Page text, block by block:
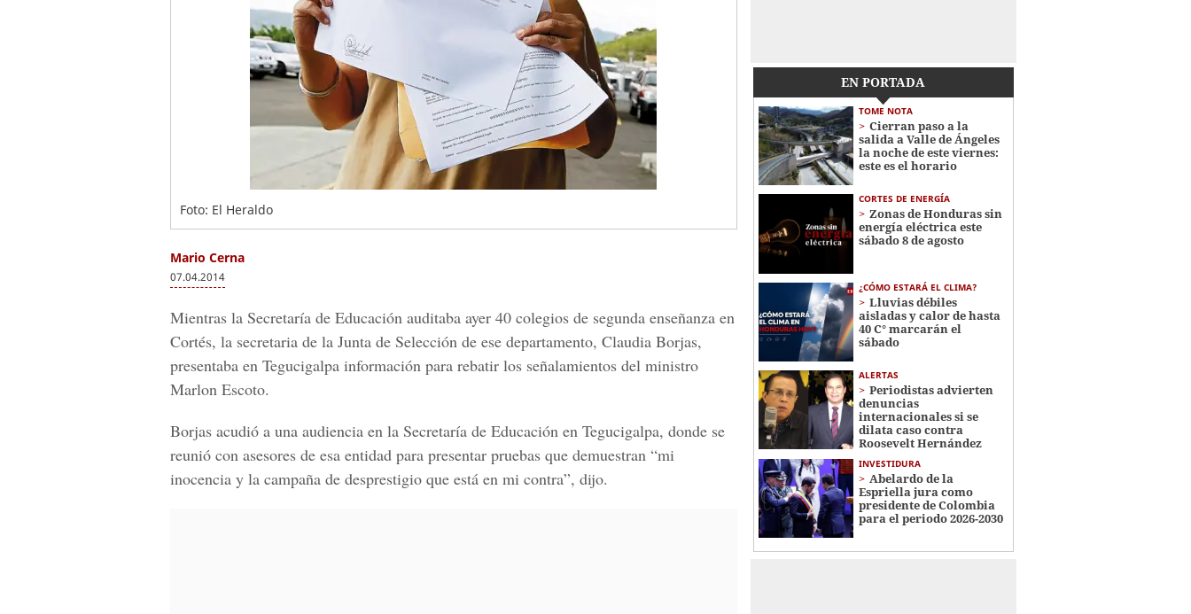
Foto: El Heraldo
Mario Cerna
07.04.2014
Mientras la Secretaría de Educación auditaba ayer 40 colegios de segunda enseñanza en
Cortés, la secretaria de la Junta de Selección de ese departamento, Claudia Borjas,
presentaba en Tegucigalpa información para rebatir los señalamientos del ministro
Marlon Escoto.
Borjas acudió a una audiencia en la Secretaría de Educación en Tegucigalpa, donde se
reunió con asesores de esa entidad para presentar pruebas que demuestran “mi
inocencia y la campaña de desprestigio que está en mi contra”, dijo.
EN PORTADA
TOME NOTA
Cierran paso a la
salida a Valle de Ángeles
la noche de este viernes:
este es el horario
CORTES DE ENERGÍA
Zonas de Honduras sin
energía eléctrica este
sábado 8 de agosto
¿CÓMO ESTARÁ EL CLIMA?
Lluvias débiles
aisladas y calor de hasta
40 C° marcarán el
sábado
ALERTAS
Periodistas advierten
denuncias
internacionales si se
dilata caso contra
Roosevelt Hernández
INVESTIDURA
Abelardo de la
Espriella jura como
presidente de Colombia
para el periodo 2026-2030